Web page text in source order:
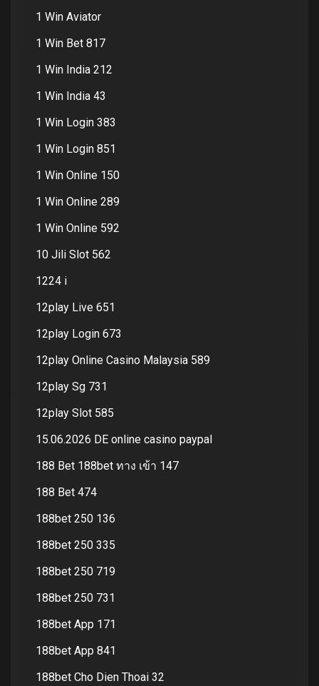
1 Win Aviator
1 Win Bet 817
1 Win India 212
1 Win India 43
1 Win Login 383
1 Win Login 851
1 Win Online 150
1 Win Online 289
1 Win Online 592
10 Jili Slot 562
1224 i
12play Live 651
12play Login 673
12play Online Casino Malaysia 589
12play Sg 731
12play Slot 585
15.06.2026 DE online casino paypal
188 Bet 188bet ทาง เข้า 147
188 Bet 474
188bet 250 136
188bet 250 335
188bet 250 719
188bet 250 731
188bet App 171
188bet App 841
188bet Cho Dien Thoai 32